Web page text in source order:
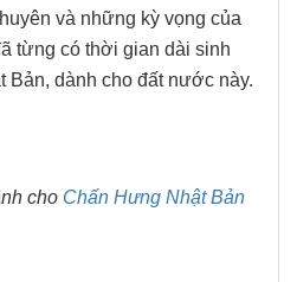
và những kỳ vọng của
từng có thời gian dài sinh
Bản, dành cho đất nước này.
cho Chấn Hưng Nhật Bản